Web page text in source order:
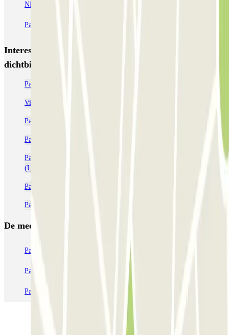
NN Rocafort
Parking Viajeros
Interessante plaatsen en evenementen
dichtbij Muntaner 555 Promoparc
Parkeergarages in de buurt van CosmoCaixa Barcelona
Vind een parkeergarage dichtbij Park Güell
Parkeerplaatsen dichtbij Plaza del Sol
Parkeergarages in de buurt van Avenida Diagonal
Parkeren dichtbij De Polytechnische universiteit van Catalonië
(UPC)
Parkeergarages dichtbij Plaza de la Vila de Gracia
Parkeergarage in de buurt van Eixample - Barcelona
De meest geboekte
Parkeren in Parijs Parkeren in Venetië
Parkeren in Station Venetië Mestre
Parkeren in Milaan